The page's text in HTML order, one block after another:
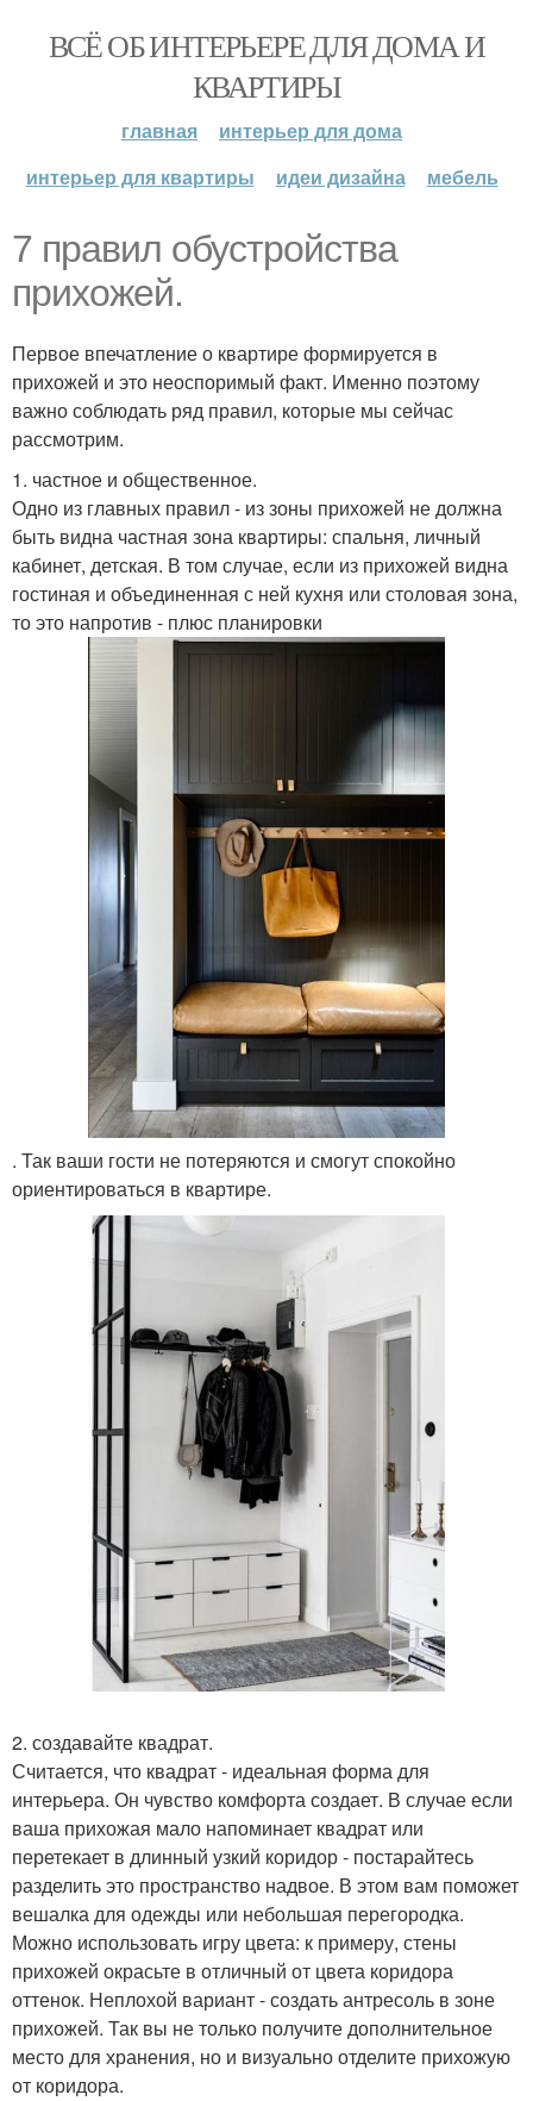
ВСЁ ОБ ИНТЕРЬЕРЕ ДЛЯ ДОМА И
КВАРТИРЫ
главная
интерьер для дома
интерьер для квартиры
идеи дизайна мебель
7 правил обустройства
прихожей.
Первое впечатление о квартире формируется в
прихожей и это неоспоримый факт. Именно поэтому
важно соблюдать ряд правил, которые мы сейчас
рассмотрим.
1. частное и общественное.
Одно из главных правил - из зоны прихожей не должна
быть видна частная зона квартиры: спальня, личный
кабинет, детская. В том случае, если из прихожей видна
гостиная и объединенная с ней кухня или столовая зона,
то это напротив - плюс планировки
. Так ваши гости не потеряются и смогут спокойно
ориентироваться в квартире.
2. создавайте квадрат.
Считается, что квадрат - идеальная форма для
интерьера. Он чувство комфорта создает. В случае если
ваша прихожая мало напоминает квадрат или
перетекает в длинный узкий коридор - постарайтесь
разделить это пространство надвое. В этом вам поможет
вешалка для одежды или небольшая перегородка.
Можно использовать игру цвета: к примеру, стены
прихожей окрасьте в отличный от цвета коридора
оттенок. Неплохой вариант - создать антресоль в зоне
прихожей. Так вы не только получите дополнительное
место для хранения, но и визуально отделите прихожую
от коридора.